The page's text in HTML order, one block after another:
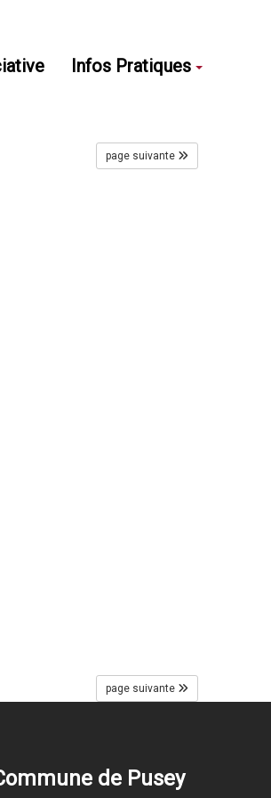
Infos Pratiques
page suivante
page suivante
de Pusey